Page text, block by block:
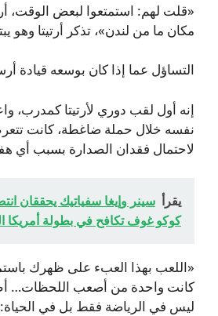
«قلت لهم: استمتعوا لبعض الوقت،
مكان ما من لندن»، تذكر أرتيتا وهو
التساؤل عما إذا كان بوسعه قيادة
إنه أول لقب دوري لأرتيتا كمدرب،
نفسه خلال حملة ضاغطة، كانت
لاحتمال فقدان الصدارة بسبب أي
يقرأ سينر وإيغا سفياتيك يحققان
كوكو غوف تكافح في بطولة أمريكا
«اللعب بهذا العبء على ظهرك
كانت واحدة من أصعب اللحظات…
ليس في الرياضة فقط بل في الحياة: